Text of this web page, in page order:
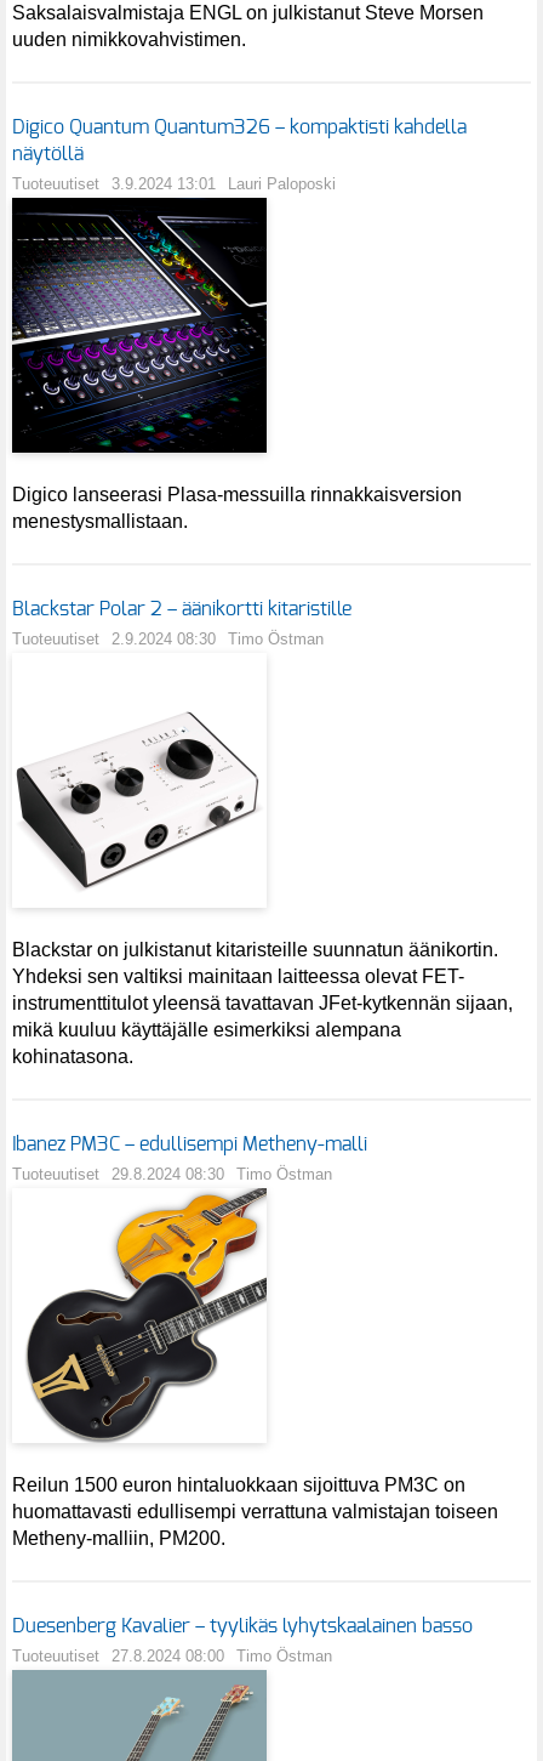
Saksalaisvalmistaja ENGL on julkistanut Steve Morsen
uuden nimikkovahvistimen.
Digico Quantum Quantum326 – kompaktisti kahdella
näytöllä
Tuoteuutiset 3.9.2024 13:01 Lauri Paloposki
Digico lanseerasi Plasa-messuilla rinnakkaisversion
menestysmallistaan.
Blackstar Polar 2 – äänikortti kitaristille
Tuoteuutiset 2.9.2024 08:30 Timo Östman
Blackstar on julkistanut kitaristeille suunnatun äänikortin.
Yhdeksi sen valtiksi mainitaan laitteessa olevat FET-
instrumenttitulot yleensä tavattavan JFet-kytkennän sijaan,
mikä kuuluu käyttäjälle esimerkiksi alempana
kohinatasona.
Ibanez PM3C – edullisempi Metheny-malli
Tuoteuutiset 29.8.2024 08:30 Timo Östman
Reilun 1500 euron hintaluokkaan sijoittuva PM3C on
huomattavasti edullisempi verrattuna valmistajan toiseen
Metheny-malliin, PM200.
Duesenberg Kavalier – tyylikäs lyhytskaalainen basso
Tuoteuutiset 27.8.2024 08:00 Timo Östman